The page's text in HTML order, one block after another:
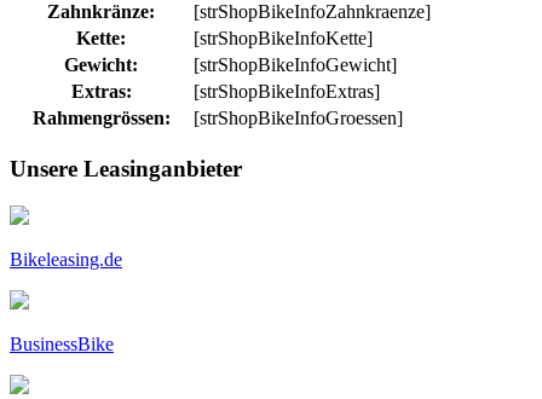
Zahnkränze:
[strShopBikeInfoZahnkraenze]
Kette:
[strShopBikeInfoKette]
Gewicht:
[strShopBikeInfoGewicht]
Extras:
[strShopBikeInfoExtras]
Rahmengrössen:
[strShopBikeInfoGroessen]
Unsere Leasinganbieter
Bikeleasing.de
BusinessBike